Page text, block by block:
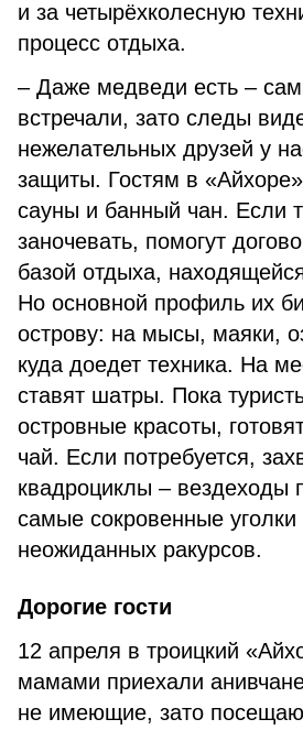
и за четырёхколесную
процесс отдыха.
– Даже медведи есть –
встречали, зато следы
нежелательных друзей у
защиты. Гостям в
сауны и банный чан. Если
заночевать, помогут
базой отдыха,
Но основной профиль их
острову: на мысы, маяки,
куда доедет техника. На
ставят шатры. Пока
островные красоты,
чай. Если потребуется,
квадроциклы – вездеходы
самые сокровенные
неожиданных ракурсов.
Дорогие гости
12 апреля в троицкий
мамами приехали
не имеющие, зато